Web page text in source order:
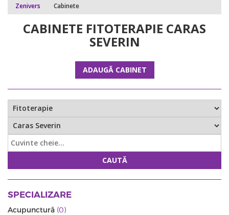
Zenivers Cabinete
CABINETE FITOTERAPIE CARAS
SEVERIN
ADAUGĂ CABINET
CAUTĂ
SPECIALIZARE
Acupunctură (0)